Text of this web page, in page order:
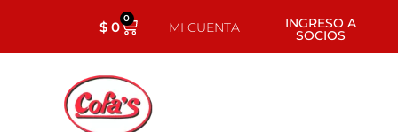
$0 0
MI CUENTA INGRESO A
SOCIOS